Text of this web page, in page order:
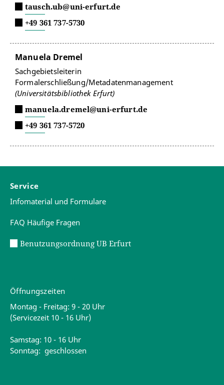
tausch.ub@uni-erfurt.de
+49 361 737-5730
Manuela Dremel
Sachgebietsleiterin
Formalerschließung/Metadatenmanagement
(Universitätsbibliothek Erfurt)
manuela.dremel@uni-erfurt.de
+49 361 737-5720
Service
Infomaterial und Formulare
FAQ Häufige Fragen
Benutzungsordnung UB Erfurt
Öffnungszeiten
Montag - Freitag: 9 - 20 Uhr
(Servicezeit 10 - 16 Uhr)
Samstag: 10 - 16 Uhr
Sonntag: geschlossen